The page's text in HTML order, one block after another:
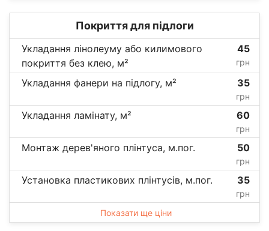
Покриття для підлоги
Укладання лінолеуму або килимового
покриття без клею, м²
45
грн
Укладання фанери на підлогу, м² 35
грн
Укладання ламінату, м² 60
грн
Монтаж дерев'яного плінтуса, м.пог. 50
грн
Установка пластикових плінтусів, м.пог. 35
грн
Показати ще ціни